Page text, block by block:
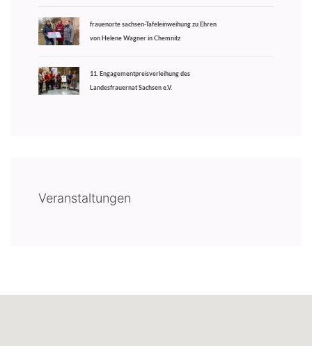
frauenorte sachsen-Tafeleinweihung zu Ehren
von Helene Wagner in Chemnitz
11. Engagementpreisverleihung des
Landesfrauernat Sachsen e.V.
Veranstaltungen